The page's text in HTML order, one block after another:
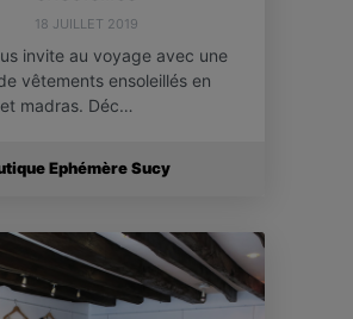
18 JUILLET 2019
invite au voyage avec une
vêtements ensoleillés en
madras. Déc…
Ephémère Sucy